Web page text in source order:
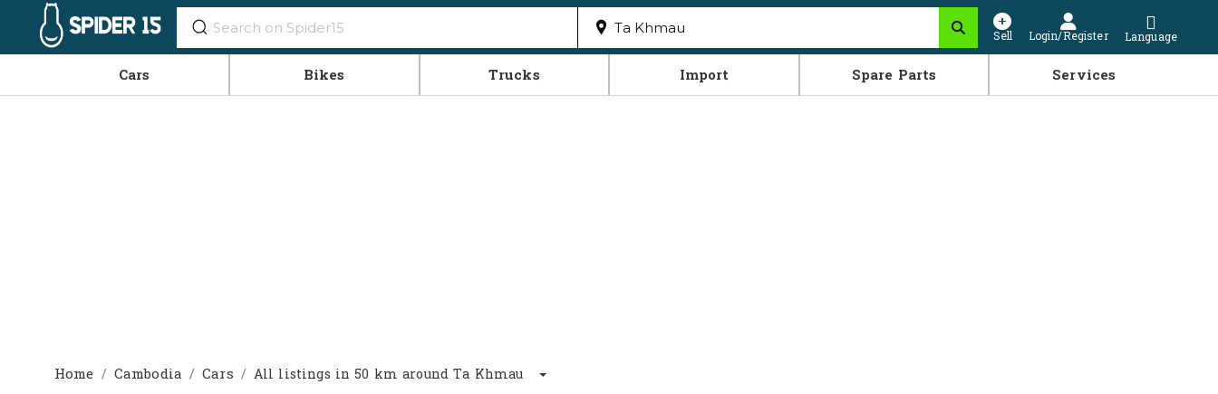
Sell Login/Register Language
Cars Bikes Trucks Import Spare Parts Services
Home Cambodia Cars All listings in 50 km around Ta Khmau